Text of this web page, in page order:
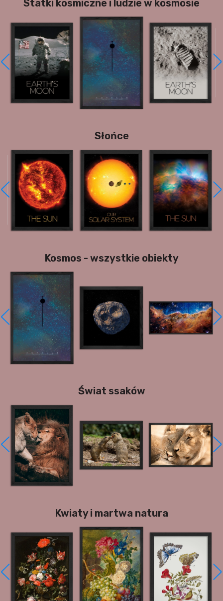
Statki kosmiczne i ludzie w kosmosie
Słońce
Kosmos - wszystkie obiekty
Świat ssaków
Kwiaty i martwa natura